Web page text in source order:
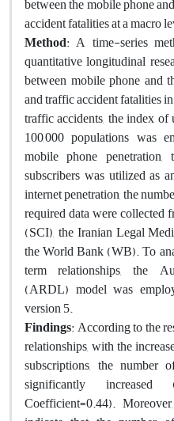
accident fatalities at a macro
Method: A time-series
quantitative longitudinal
between mobile phone and
and traffic accident fatalities
traffic accidents, the index
100,000 populations was
mobile phone
subscribers was utilized as
internet penetration, the
required data were collected
(SCI), the Iranian Legal
the World Bank (WB). To
term relationships, the
(ARDL) model was
version 5.
Findings: According to the
relationships, with the
subscriptions, the number
significantly increased
Coefficient=0.44).